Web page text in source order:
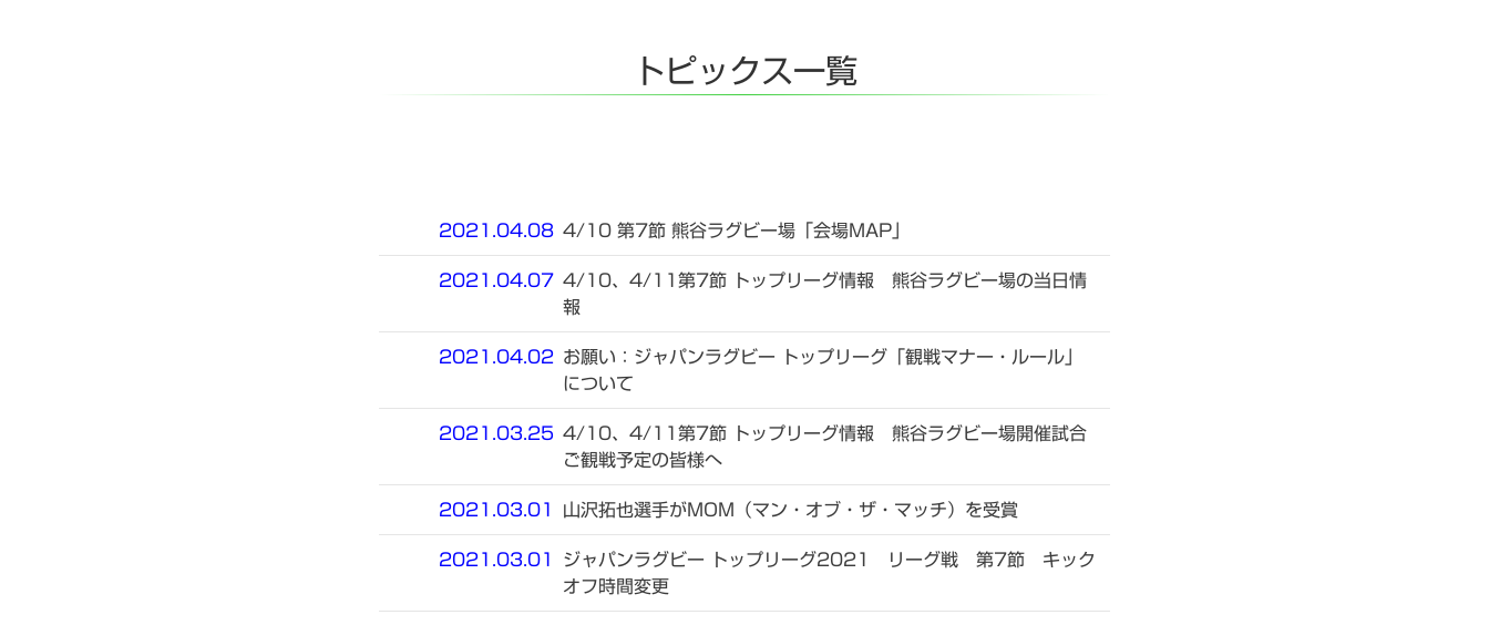
トピックス一覧
2021.04.08 4/10 第7節 熊谷ラグビー場「会場MAP」
2021.04.07 4/10、4/11第7節 トップリーグ情報 熊谷ラグビー場の当日情
報
2021.04.02
お願い：ジャパンラグビー トップリーグ「観戦マナー・ルール」
について
2021.03.25 4/10、4/11第7節 トップリーグ情報 熊谷ラグビー場開催試合
ご観戦予定の皆様へ
2021.03.01 山沢拓也選手がMOM（マン・オブ・ザ・マッチ）を受賞
2021.03.01
ジャパンラグビー トップリーグ2021 リーグ戦 第7節 キック
オフ時間変更